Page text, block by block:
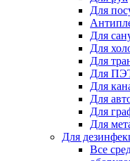
Для
Для
Для
Для
Для
Для
Для
Для
Для
Для
Все